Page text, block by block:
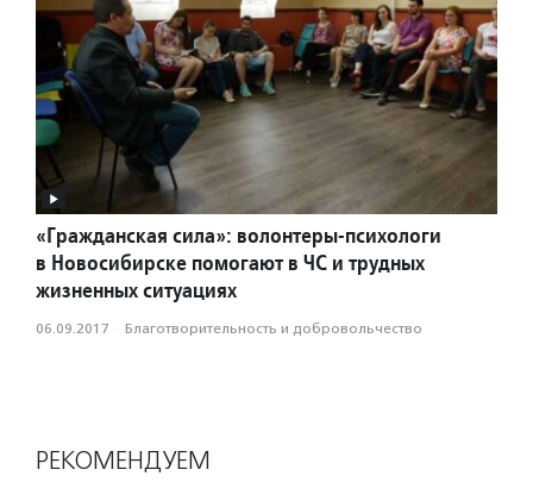
«Гражданская сила»: волонтеры-психологи
в Новосибирске помогают в ЧС и трудных
жизненных ситуациях
06.09.2017 · Благотвори­тель­ность и доброволь­чест­во
РЕКОМЕНДУЕМ